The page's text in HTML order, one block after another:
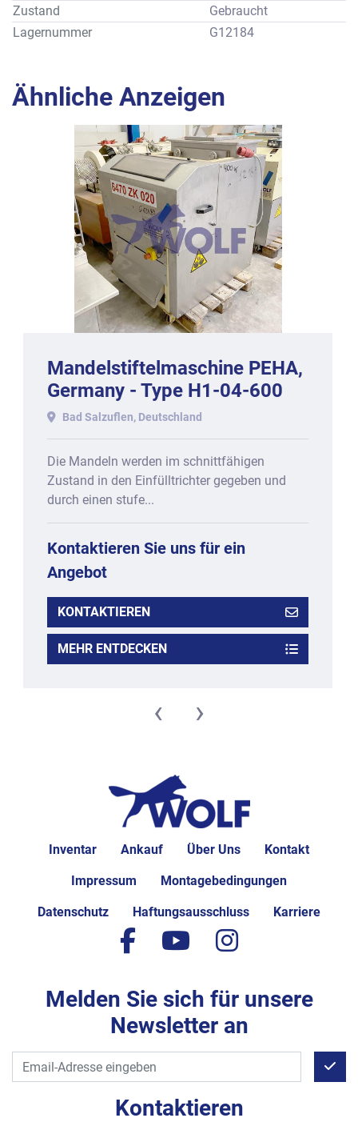
Zustand
Gebraucht
Lagernummer
G12184
Ähnliche Anzeigen
Mandelstiftelmaschine PEHA,
Germany - Type H1-04-600
mit ca. 600 mm Arbeitsbreite.
Bad Salzuflen, Deutschland
Die Mandeln werden im schnittfähigen
Zustand in den Einfülltrichter gegeben und
durch einen stufe...
Kontaktieren Sie uns für ein
Angebot
KONTAKTIEREN
MEHR ENTDECKEN
‹ ›
Inventar Ankauf Über Uns Kontakt
Impressum Montagebedingungen
Datenschutz Haftungsausschluss Karriere
Kontaktieren
facebook
youtubeinstagram
Melden Sie sich für unsere
Newsletter an